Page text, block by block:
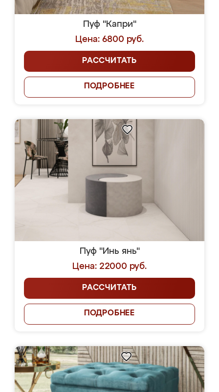
Пуф "Капри"
Цена: 6800 руб.
РАССЧИТАТЬ
ПОДРОБНЕЕ
Пуф "Инь янь"
Цена: 22000 руб.
РАССЧИТАТЬ
ПОДРОБНЕЕ